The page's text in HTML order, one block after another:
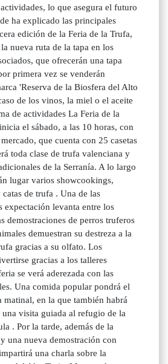
lo que asegura el futuro
ha explicado las principales
edición de la Feria de la Trufa,
nueva ruta de la tapa en los
que ofrecerán una tapa
primera vez se venderán
'Reserva de la Biosfera del Alto
de los vinos, la miel o el aceite
de actividades La Feria de la
el sábado, a las 10 horas, con
que cuenta con 25 casetas
toda clase de trufa valenciana y
de la Serranía. A lo largo
lugar varios showcookings,
de trufa . Una de las
expectación levanta entre los
demostraciones de perros truferos
demuestran su destreza a la
gracias a su olfato. Los
gracias a los talleres
se verá aderezada con las
Una comida popular pondrá el
matinal, en la que también habrá
una visita guiada al refugio de la
. Por la tarde, además de la
una nueva demostración con
una charla sobre la